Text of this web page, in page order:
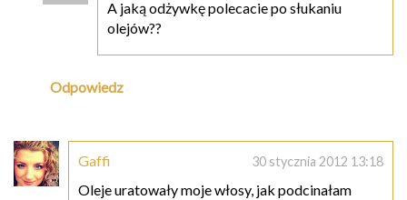
A jaką odżywkę polecacie po słukaniu
olejów??
Odpowiedz
Gaffi 30 stycznia 2012 13:18
Oleje uratowały moje włosy, jak podcinałam